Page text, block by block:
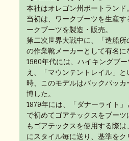
本社はオレゴン州ポートランド
当初は、ワークブーツを生産す
ークブーツを製造・販売。
第二次世界大戦中に、「造船所
の作業靴メーカーとして有名に
1960年代には、ハイキングブ
え、「マウンテントレイル」
時、このモデルはバックパッ
博した。
1979年には、「ダナーライト
で初めてゴアテックスをブー
もゴアテックスを使用する際
にスタイル毎に送り、基準を